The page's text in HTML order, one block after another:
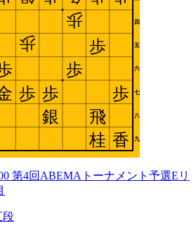
第4回ABEMAトーナメント予選Eリ
段